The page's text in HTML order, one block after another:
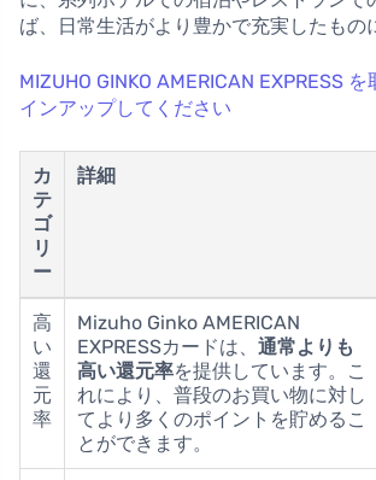
ば、日常生活がより豊かで充実したもの
MIZUHO GINKO AMERICAN EXPRESS
インアップしてください
カ
テ
ゴ
リ
ー
詳細
高
い
還
元
率
Mizuho Ginko AMERICAN
EXPRESSカードは、 通常よりも
高い還元率を提供しています。こ
れにより、普段のお買い物に対し
てより多くのポイントを貯めるこ
とができます。